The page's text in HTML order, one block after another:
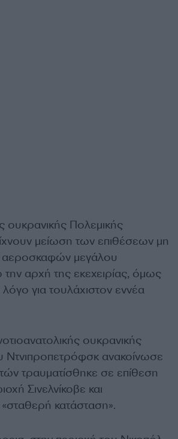
ουκρανικής Πολεμικής
μείωση των επιθέσεων μη
μεγάλου
αρχή της εκεχειρίας, όμως
για τουλάχιστον εννέα
ουκρανικής
Ντνιπροπετρόφσκ ανακοίνωσε
τραυματίσθηκε σε επίθεση
Σινελνίκοβε και
κατάσταση».